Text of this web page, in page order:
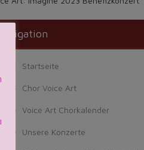
Navigation
Startseite
Chor Voice Art
Voice Art Chorkalender
Unsere Konzerte